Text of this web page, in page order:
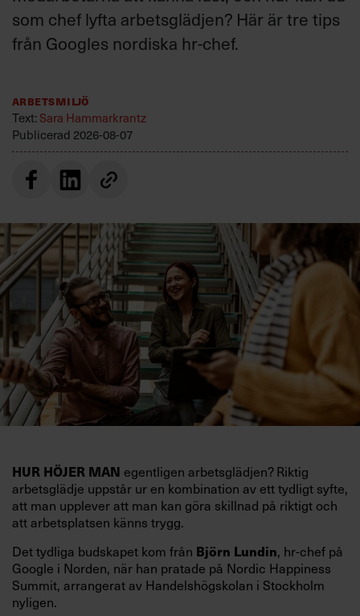
som chef lyfta arbetsglädjen? Här är tre tips
från Googles nordiska hr-chef.
Arbetsmiljö
Text: Sara Hammarkrantz
Publicerad 2026-08-07
HUR HÖJER MAN egentligen arbetsglädjen? Riktig
arbetsglädje uppstår ur en kombination av ett tydligt syfte,
att man upplever att man kan göra skillnad på riktigt och
att arbetsplatsen känns trygg.
Det tydliga budskapet kom från Björn Lundin, hr-chef på
Google i Norden, när han pratade på Nordic Happiness
Summit, arrangerat av Handelshögskolan i Stockholm
nyligen.